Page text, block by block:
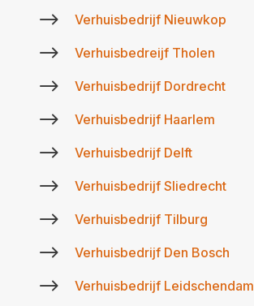
$ Verhuisbedrijf Nieuwkop
$ Verhuisbedreijf Tholen
$ Verhuisbedrijf Dordrecht
$ Verhuisbedrijf Haarlem
$ Verhuisbedrijf Delft
$ Verhuisbedrijf Sliedrecht
$ Verhuisbedrijf Tilburg
$ Verhuisbedrijf Den Bosch
$ Verhuisbedrijf Leidschendam